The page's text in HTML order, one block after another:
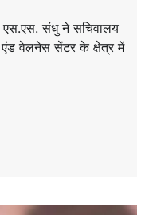
संधु ने सचिवालय
एंड वेलनेस सेंटर के क्षेत्र में